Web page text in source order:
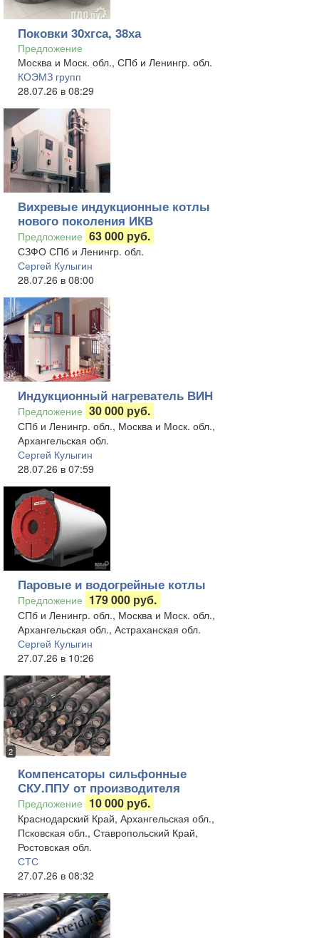
Поковки 30хгса, 38ха
Предложение
Москва и Моск. обл., СПб и Ленингр. обл.
КОЭМЗ групп
28.07.26 в 08:29
Вихревые индукционные котлы
нового поколения ИКВ
Предложение 63 000 руб.
СЗФО СПб и Ленингр. обл.
Сергей Кулыгин
28.07.26 в 08:00
Индукционный нагреватель ВИН
Предложение 30 000 руб.
СПб и Ленингр. обл., Москва и Моск. обл.,
Архангельская обл.
Сергей Кулыгин
28.07.26 в 07:59
Паровые и водогрейные котлы
Предложение 179 000 руб.
СПб и Ленингр. обл., Москва и Моск. обл.,
Архангельская обл., Астраханская обл.
Сергей Кулыгин
27.07.26 в 10:26
2
Компенсаторы сильфонные
СКУ.ППУ от производителя
Предложение 10 000 руб.
Краснодарский Край, Архангельская обл.,
Псковская обл., Ставропольский Край,
Ростовская обл.
СТС
27.07.26 в 08:32